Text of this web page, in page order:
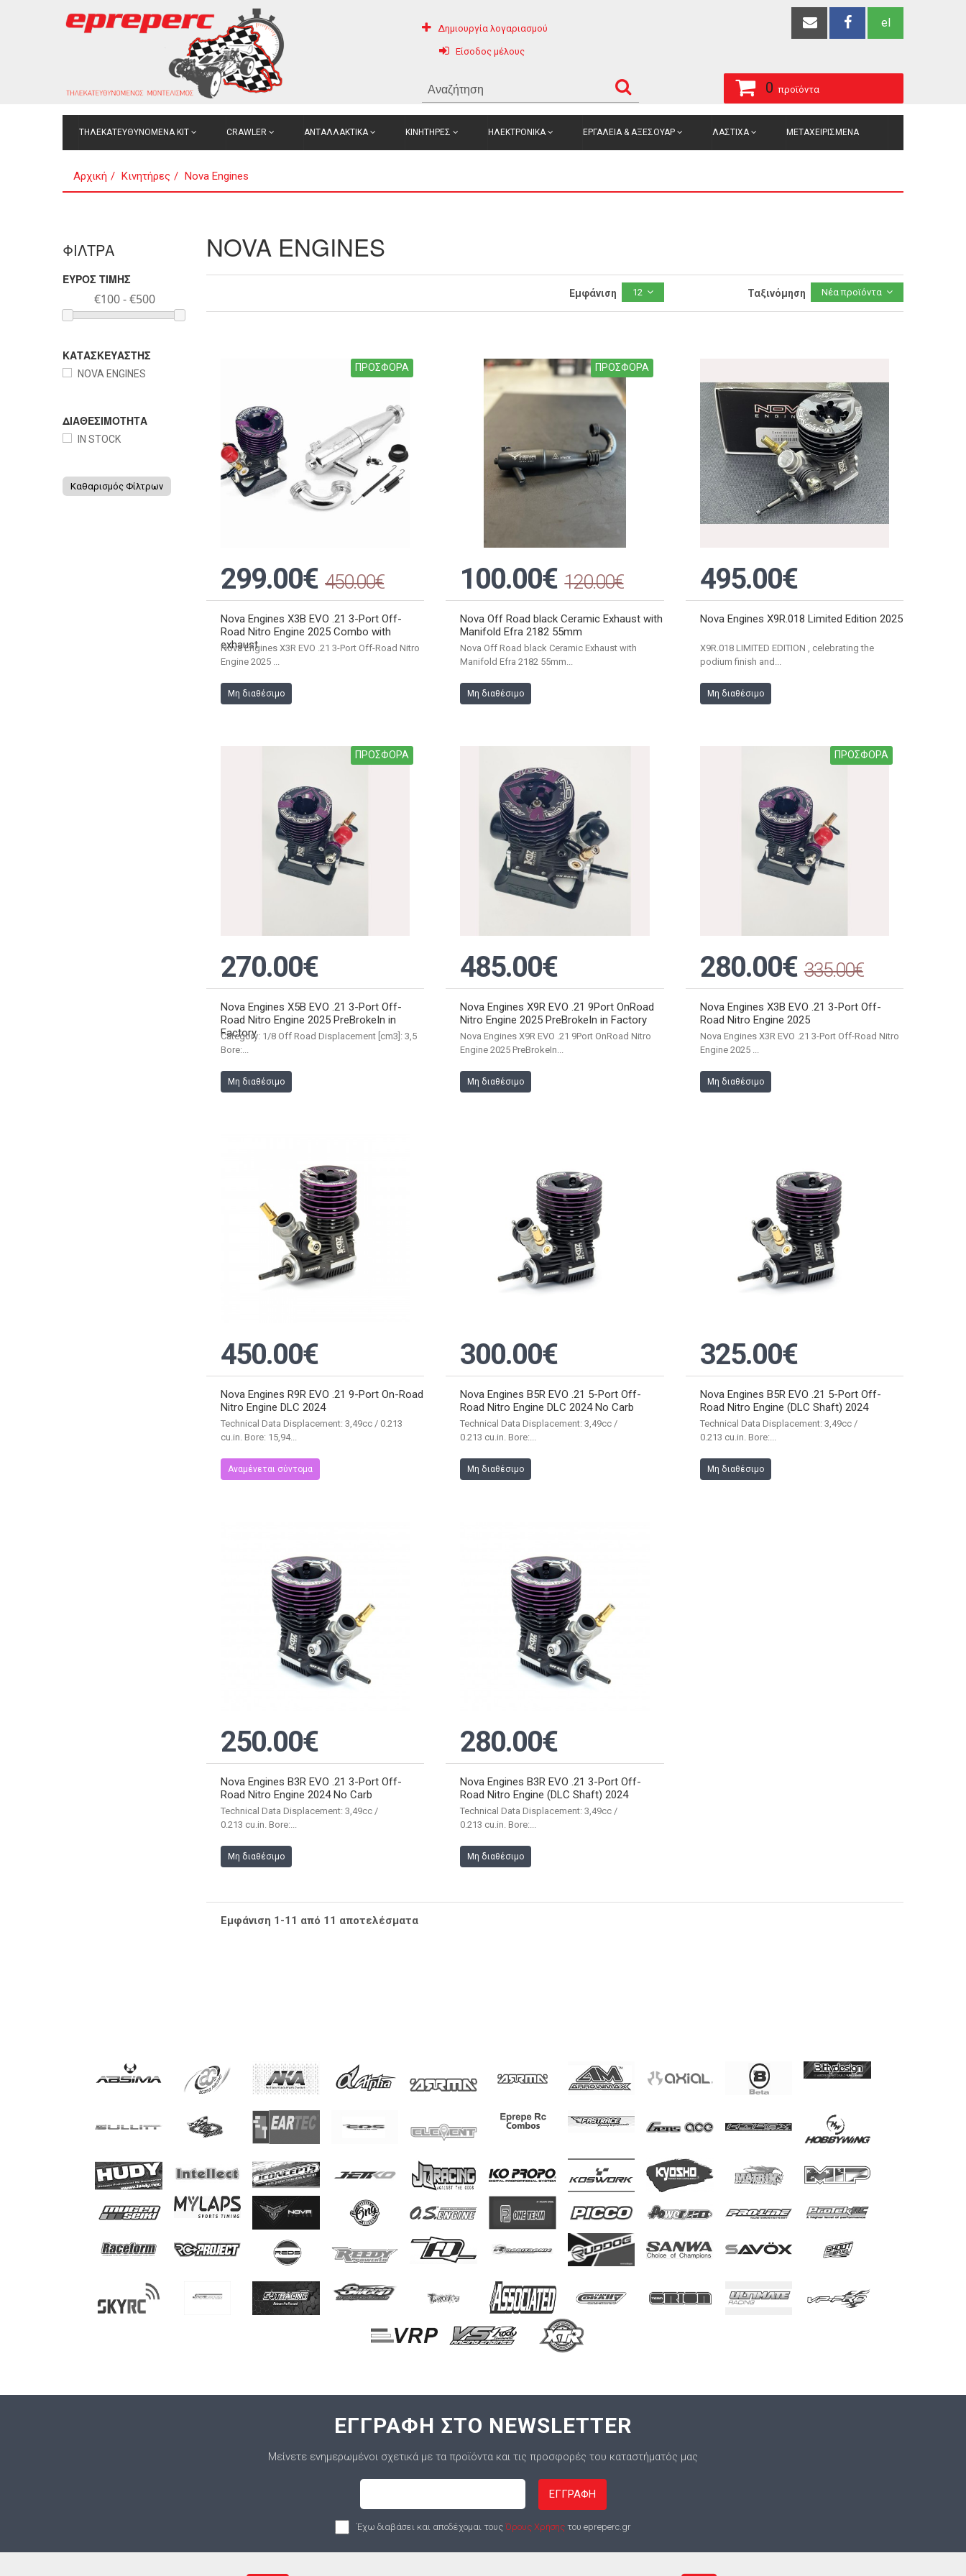
Δημιουργία λογαριασμού
Είσοδος μέλους
el
0 προϊόντα
ΤΗΛΕΚΑΤΕΥΘΥΝΟΜΕΝΑ ΚΙΤ CRAWLER ΑΝΤΑΛΛΑΚΤΙΚΑ ΚΙΝΗΤΗΡΕΣ ΗΛΕΚΤΡΟΝΙΚΑ ΕΡΓΑΛΕΙΑ & ΑΞΕΣΟΥΑΡ ΛΑΣΤΙΧΑ ΜΕΤΑΧΕΙΡΙΣΜΕΝΑ
Αρχική Κινητήρες Nova Engines
ΦΙΛΤΡΑ
ΕΥΡΟΣ ΤΙΜΗΣ
ΚΑΤΑΣΚΕΥΑΣΤΗΣ
NOVA ENGINES
ΔΙΑΘΕΣΙΜΟΤΗΤΑ
IN STOCK
Καθαρισμός Φίλτρων
NOVA ENGINES
Εμφάνιση 12 Ταξινόμηση Νέα προϊόντα
ΠΡΟΣΦΟΡΑ
299.00€ 450.00€
Nova Engines X3B EVO .21 3-Port Off-
Road Nitro Engine 2025 Combo with
exhaust
Nova Engines X3R EVO .21 3-Port Off-Road Nitro
Engine 2025 ...
Μη διαθέσιμο
ΠΡΟΣΦΟΡΑ
100.00€ 120.00€
Nova Off Road black Ceramic Exhaust with
Manifold Efra 2182 55mm
Nova Off Road black Ceramic Exhaust with
Manifold Efra 2182 55mm...
Μη διαθέσιμο
495.00€
Nova Engines X9R.018 Limited Edition 2025
X9R.018 LIMITED EDITION , celebrating the
podium finish and...
Μη διαθέσιμο
ΠΡΟΣΦΟΡΑ
270.00€
Nova Engines X5B EVO .21 3-Port Off-
Road Nitro Engine 2025 PreBrokeIn in
Factory
Category: 1/8 Off Road Displacement [cm3]: 3,5
Bore:...
Μη διαθέσιμο
485.00€
Nova Engines X9R EVO .21 9Port OnRoad
Nitro Engine 2025 PreBrokeIn in Factory
Nova Engines X9R EVO .21 9Port OnRoad Nitro
Engine 2025 PreBrokeIn...
Μη διαθέσιμο
ΠΡΟΣΦΟΡΑ
280.00€ 335.00€
Nova Engines X3B EVO .21 3-Port Off-
Road Nitro Engine 2025
Nova Engines X3R EVO .21 3-Port Off-Road Nitro
Engine 2025 ...
Μη διαθέσιμο
450.00€
Nova Engines R9R EVO .21 9-Port On-Road
Nitro Engine DLC 2024
Technical Data Displacement: 3,49cc / 0.213
cu.in. Bore: 15,94...
Αναμένεται σύντομα
300.00€
Nova Engines B5R EVO .21 5-Port Off-
Road Nitro Engine DLC 2024 No Carb
Technical Data Displacement: 3,49cc /
0.213 cu.in. Bore:...
Μη διαθέσιμο
325.00€
Nova Engines B5R EVO .21 5-Port Off-
Road Nitro Engine (DLC Shaft) 2024
Technical Data Displacement: 3,49cc /
0.213 cu.in. Bore:...
Μη διαθέσιμο
250.00€
Nova Engines B3R EVO .21 3-Port Off-
Road Nitro Engine 2024 No Carb
Technical Data Displacement: 3,49cc /
0.213 cu.in. Bore:...
Μη διαθέσιμο
280.00€
Nova Engines B3R EVO .21 3-Port Off-
Road Nitro Engine (DLC Shaft) 2024
Technical Data Displacement: 3,49cc /
0.213 cu.in. Bore:...
Μη διαθέσιμο
Εμφάνιση 1-11 από 11 αποτελέσματα
ΕΓΓΡΑΦΗ ΣΤΟ NEWSLETTER
Μείνετε ενημερωμένοι σχετικά με τα προϊόντα και τις προσφορές του καταστήματός μας
ΕΓΓΡΑΦΗ
Έχω διαβάσει και αποδέχομαι τους Όρους Χρήσης του epreperc.gr